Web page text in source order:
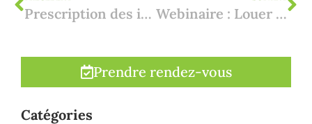
Prescription des infractions en matière de construction à Ibiza Webinaire : Louer en Espagne - Quelle option vous convient le mieux ?
Prendre rendez-vous
Catégories